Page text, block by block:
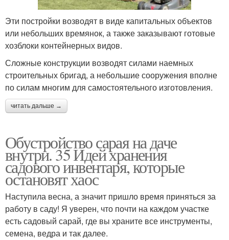
Эти постройки возводят в виде капитальных объектов
или небольших времянок, а также заказывают готовые
хозблоки контейнерных видов.
Сложные конструкции возводят силами наемных
строительных бригад, а небольшие сооружения вполне
по силам многим для самостоятельного изготовления.
читать дальше →
Обустройство сарая на даче
внутри. 35 Идей хранения
садового инвентаря, которые
остановят хаос
Наступила весна, а значит пришло время приняться за
работу в саду! Я уверен, что почти на каждом участке
есть садовый сарай, где вы храните все инструменты,
семена, ведра и так далее.